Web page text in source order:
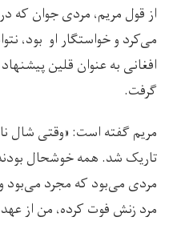
از قول مریم، مردی جوان که
می‌کرد و خواستگار او بود،
افغانی به عنوان قلین
گرفت.
مریم گفته است: «وقتی شال
تاریک شد. همه خوشحال
مردی می‌بود که مجرد می‌بود
مرد زنش فوت کرده، من از